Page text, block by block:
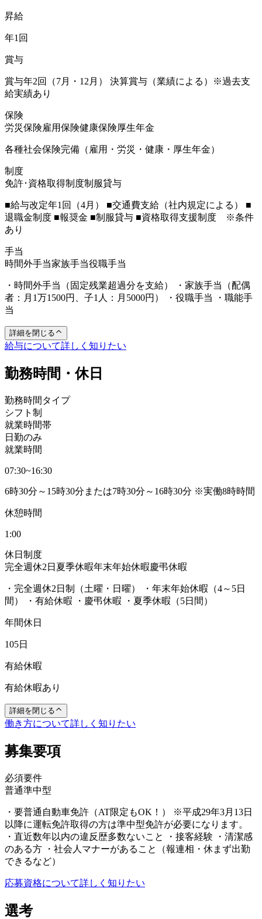
昇給
年1回
賞与
賞与年2回（7月・12月） 決算賞与（業績による）※過去支
給実績あり
保険
労災保険雇用保険健康保険厚生年金
各種社会保険完備（雇用・労災・健康・厚生年金）
制度
免許･資格取得制度制服貸与
■給与改定年1回（4月） ■交通費支給（社内規定による） ■
退職金制度 ■報奨金 ■制服貸与 ■資格取得支援制度 ※条件
あり
手当
時間外手当家族手当役職手当
・時間外手当（固定残業超過分を支給） ・家族手当（配偶
者：月1万1500円、子1人：月5000円） ・役職手当 ・職能手
当
詳細を閉じる
給与について詳しく知りたい
勤務時間・休日
勤務時間タイプ
シフト制
就業時間帯
日勤のみ
就業時間
07:30~16:30
6時30分～15時30分または7時30分～16時30分 ※実働8時時間
休憩時間
1:00
休日制度
完全週休2日 夏季休暇年末年始休暇慶弔休暇
・完全週休2日制（土曜・日曜） ・年末年始休暇（4～5日
間） ・有給休暇 ・慶弔休暇 ・夏季休暇（5日間）
年間休日
105日
有給休暇
有給休暇あり
詳細を閉じる
働き方について詳しく知りたい
募集要項
必須要件
普通準中型
・要普通自動車免許（AT限定もOK！） ※平成29年3月13日
以降に運転免許取得の方は準中型免許が必要になります。
・直近数年以内の違反歴多数ないこと ・接客経験 ・清潔感
のある方 ・社会人マナーがあること（報連相・休まず出勤
できるなど）
応募資格について詳しく知りたい
選考